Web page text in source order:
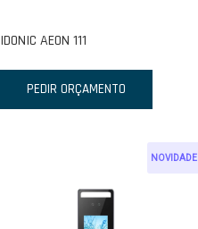
IDONIC AEON 111
PEDIR ORÇAMENTO
NOVIDADE